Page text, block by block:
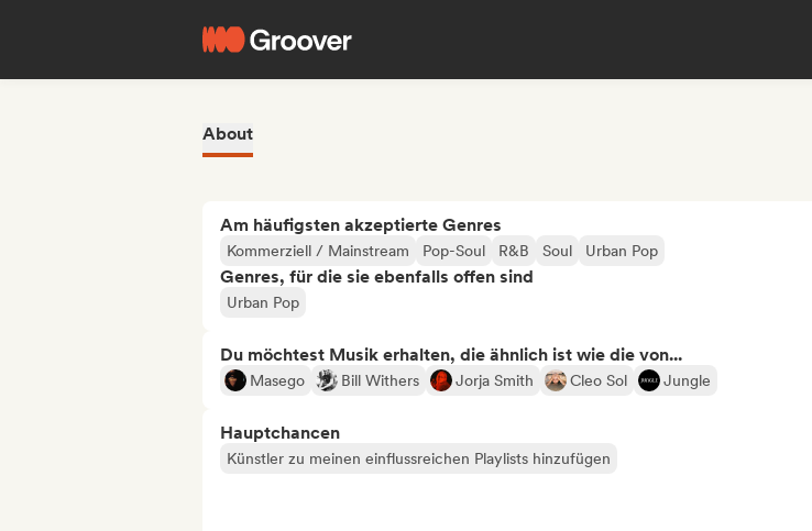
About
Am häufigsten akzeptierte Genres
Kommerziell / Mainstream Pop-Soul R&B Soul Urban Pop
Genres, für die sie ebenfalls offen sind
Urban Pop
Du möchtest Musik erhalten, die ähnlich ist wie die von...
Masego Bill Withers Jorja Smith Cleo Sol Jungle
Hauptchancen
Künstler zu meinen einflussreichen Playlists hinzufügen